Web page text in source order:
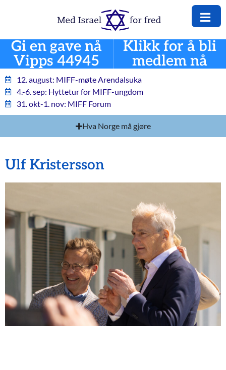
Gi en gave nå
Vipps 44945
Klikk for å bli
medlem nå
12. august: MIFF-møte Arendalsuka
4.-6. sep: Hyttetur for MIFF-ungdom
31. okt-1. nov: MIFF Forum
Hva Norge må gjøre
Ulf Kristersson